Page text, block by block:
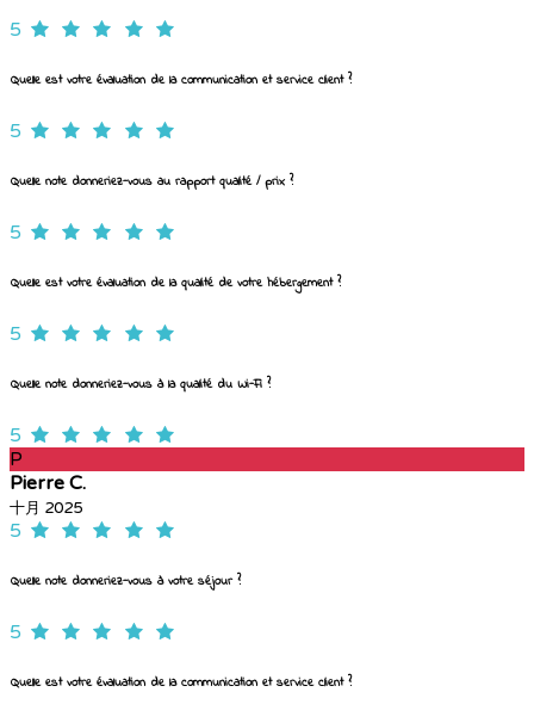
5
Quelle est votre évaluation de la communication et service client ?
5
Quelle note donneriez-vous au rapport qualité / prix ?
5
Quelle est votre évaluation de la qualité de votre hébergement ?
5
Quelle note donneriez-vous à la qualité du Wi-Fi ?
5
P
Pierre C.
十月 2025
5
Quelle note donneriez-vous à votre séjour ?
5
Quelle est votre évaluation de la communication et service client ?